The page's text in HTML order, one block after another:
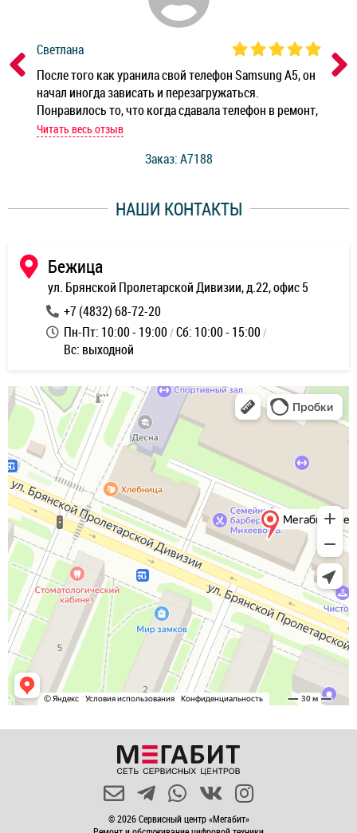
Светлана
После того как уранила свой телефон Samsung A5, он
начал иногда зависать и перезагружаться.
Понравилось то, что когда сдавала телефон в ремонт,
мастер при мне сделал быструю диагностику и сказал
работы и оперативность!
Читать весь отзыв
Заказ: A7188
НАШИ КОНТАКТЫ
Бежица
ул. Брянской Пролетарской Дивизии, д.22, офис 5
+7 (4832) 68-72-20
Пн-Пт: 10:00 - 19:00 Сб: 10:00 - 15:00
Вс: выходной
© 2026 Сервисный центр «Мегабит»